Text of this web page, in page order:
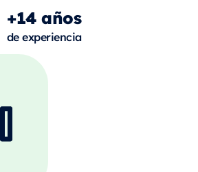
+14años
de experiencia